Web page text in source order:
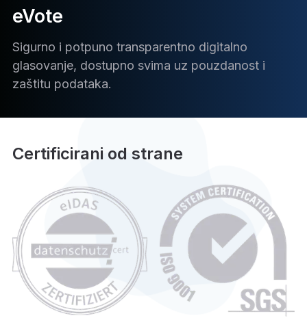
eVote
Sigurno i potpuno transparentno digitalno
glasovanje, dostupno svima uz pouzdanost i
zaštitu podataka.
Certificirani od strane